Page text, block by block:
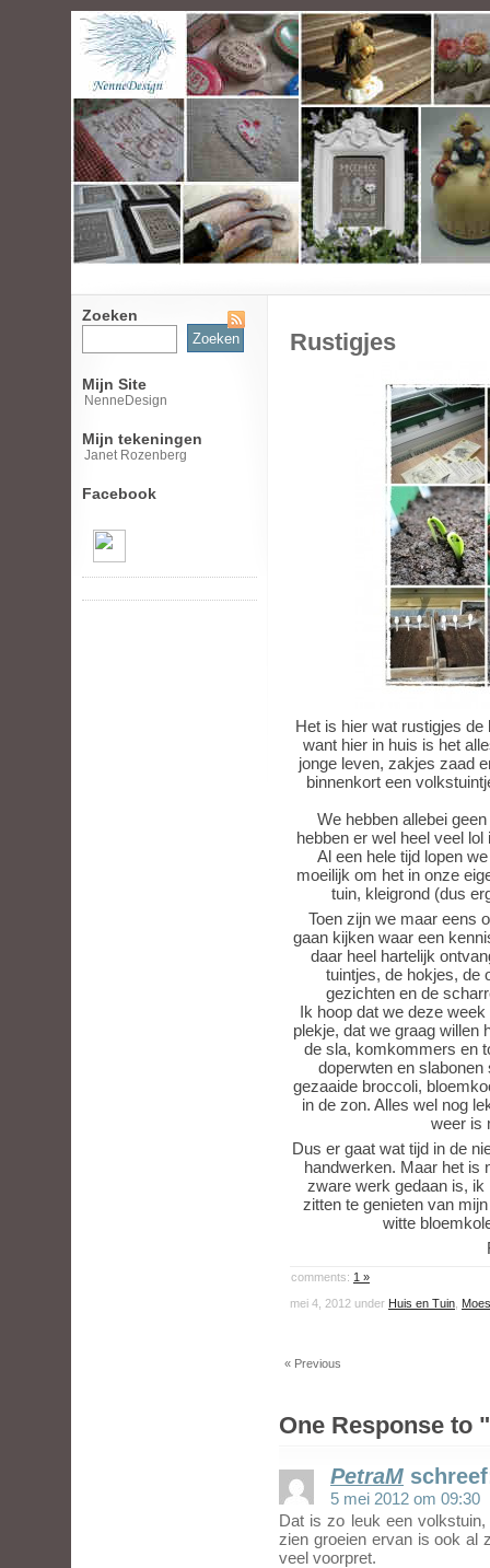
Zoeken
Zoeken
naar:
Mijn Site
NenneDesign
Mijn tekeningen
Janet Rozenberg
Facebook
Rustigjes
Het is hier wat rustigjes de
want hier in huis is het
jonge leven, zakjes zaad
binnenkort een
We hebben allebei
hebben er wel heel veel
Al een hele tijd lopen
moeilijk om het in onze
tuin, kleigrond (dus
Toen zijn we maar eens
gaan kijken waar een
daar heel hartelijk
tuintjes, de hokjes, de
gezichten en de
Ik hoop dat we deze
plekje, dat we graag willen
de sla, komkommers en
doperwten en
gezaaide broccoli,
in de zon. Alles wel nog
weer is
Dus er gaat wat tijd in de
handwerken. Maar het is
zware werk gedaan is, ik
zitten te genieten van
witte
comments: 1 »
mei 4, 2012 under Huis en Tuin
« Previous
One Response to "
PetraM
5 mei 2012 om 09:30
Dat is zo leuk een
zien groeien ervan is ook al
veel voorpret.